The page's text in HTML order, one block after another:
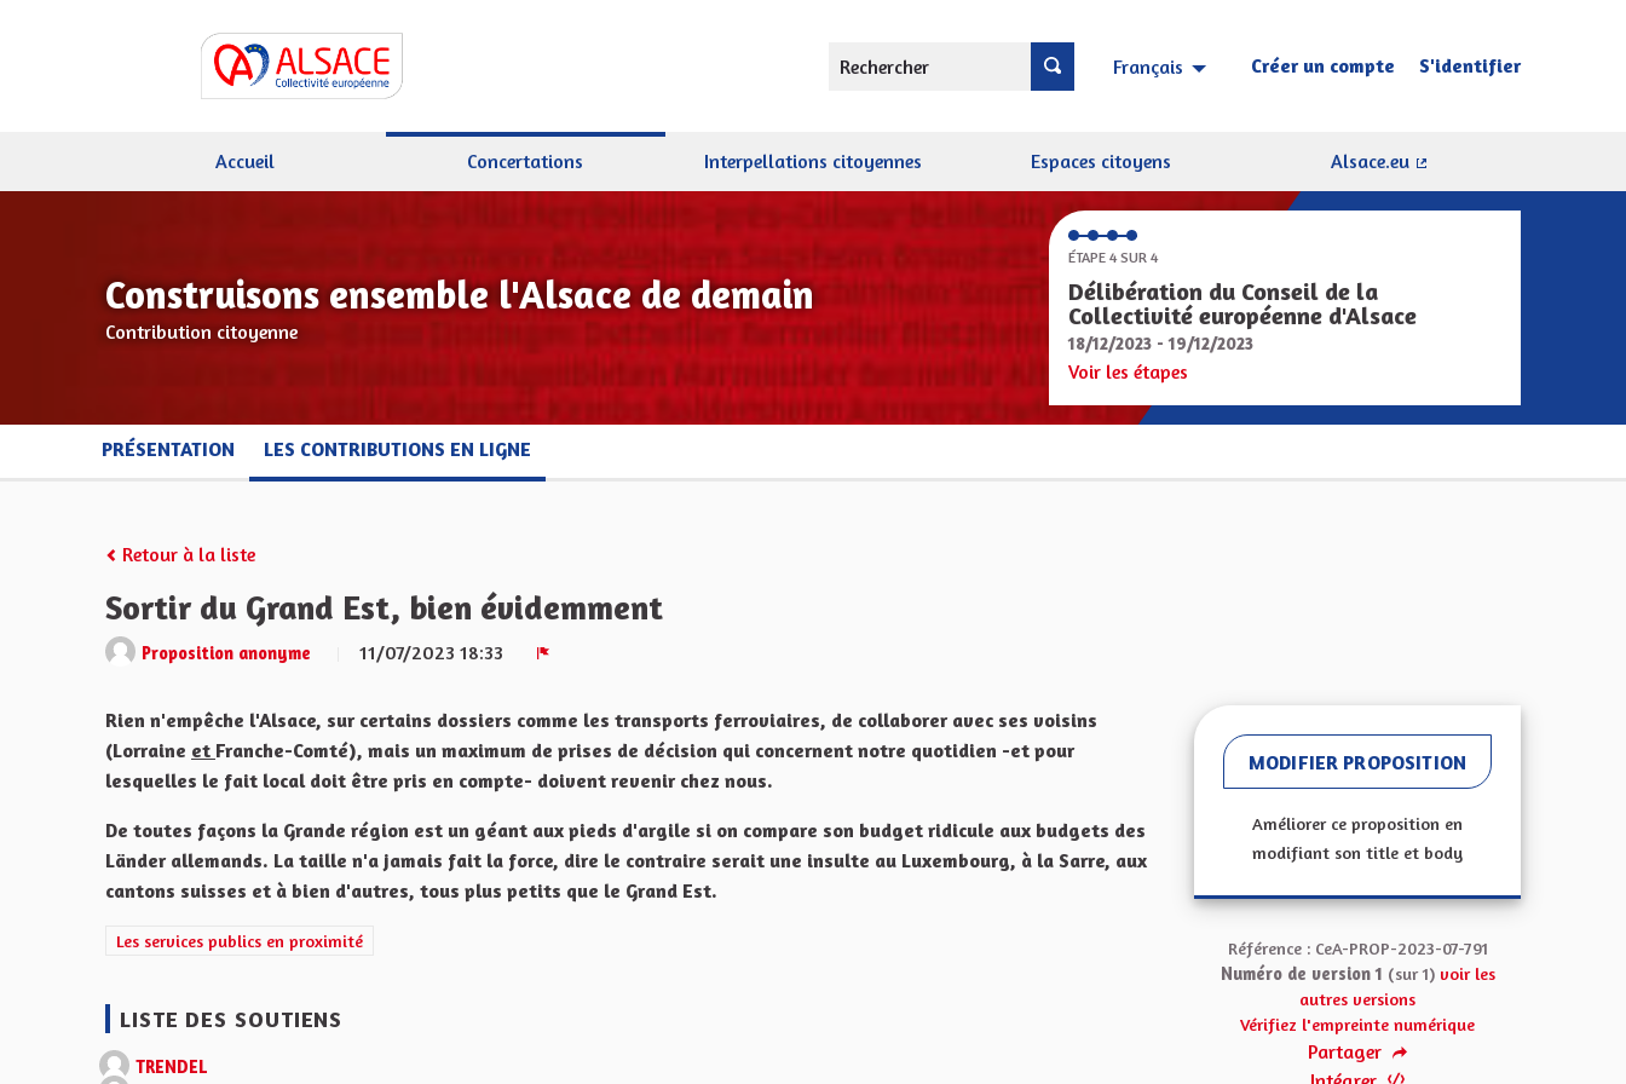
Rechercher Français Choisir la langue Sprache wählen
Créer un compte S'identifier
Accueil Concertations Interpellations citoyennes Espaces citoyens
Alsace.eu
Construisons ensemble l'Alsace de demain
Contribution citoyenne
ÉTAPE 4 SUR 4
Délibération du Conseil de la
Collectivité européenne d'Alsace
18/12/2023 - 19/12/2023
Voir les étapes
PRÉSENTATION LES CONTRIBUTIONS EN LIGNE
Retour à la liste
Sortir du Grand Est, bien évidemment
Proposition anonyme
11/07/2023 18:33
Rien n'empêche l'Alsace, sur certains dossiers comme les transports ferroviaires, de collaborer avec ses voisins
(Lorraine et Franche-Comté), mais un maximum de prises de décision qui concernent notre quotidien -et pour
lesquelles le fait local doit être pris en compte- doivent revenir chez nous.
De toutes façons la Grande région est un géant aux pieds d'argile si on compare son budget ridicule aux budgets des
Länder allemands. La taille n'a jamais fait la force, dire le contraire serait une insulte au Luxembourg, à la Sarre, aux
cantons suisses et à bien d'autres, tous plus petits que le Grand Est.
Filtrer les résultats de la catégorie : Les services publics en proximité
Les services publics en proximité
LISTE DES SOUTIENS
TRENDEL
MODIFIER PROPOSITION
Améliorer ce proposition en
modifiant son title et body
Référence : CeA-PROP-2023-07-791
Numéro de version 1 (sur 1) voir les
autres versions
Vérifiez l'empreinte numérique
Partager